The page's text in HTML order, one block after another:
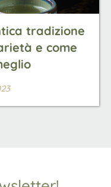
tradizione
e come